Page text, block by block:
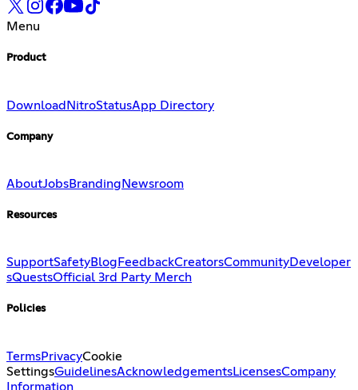
Menu
Product
DownloadNitroStatusApp Directory
Company
AboutJobsBranding Newsroom
Resources
SupportSafetyBlog FeedbackCreatorsCommunityDeveloper
sQuestsOfficial 3rd Party Merch
Policies
TermsPrivacyCookie
SettingsGuidelinesAcknowledgementsLicensesCompany
Information